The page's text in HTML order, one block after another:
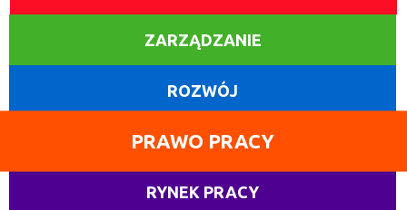
ZARZĄDZANIE
ROZWÓJ
PRAWO PRACY
RYNEK PRACY